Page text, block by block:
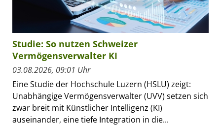
Studie: So nutzen Schweizer
Vermögensverwalter KI
03.08.2026, 09:01 Uhr
Eine Studie der Hochschule Luzern (HSLU) zeigt:
Unabhängige Vermögensverwalter (UVV) setzen sich
zwar breit mit Künstlicher Intelligenz (KI)
auseinander, eine tiefe Integration in die...